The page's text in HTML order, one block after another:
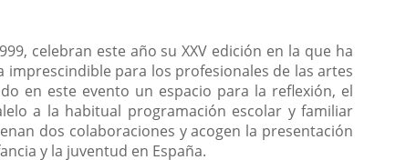
celebran este año su XXV edición en la que ha
imprescindible para los profesionales de las artes
en este evento un espacio para la reflexión, el
a la habitual programación escolar y familiar
dos colaboraciones y acogen la presentación
y la juventud en España.